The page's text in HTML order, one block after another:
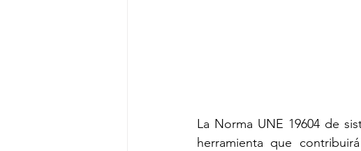
La Norma UNE 19604 de
herramienta que